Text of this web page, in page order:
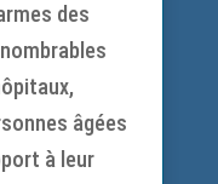
des
âgées
à leur